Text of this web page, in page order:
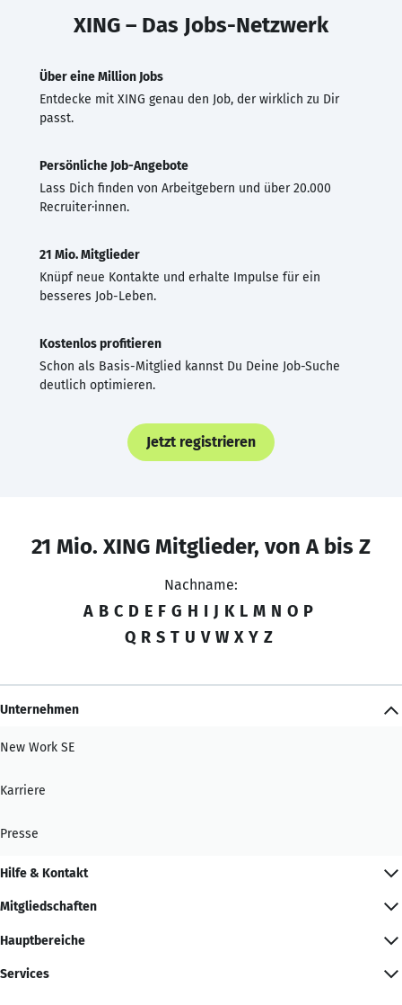
XING – Das Jobs-Netzwerk
Über eine Million Jobs
Entdecke mit XING genau den Job, der wirklich zu Dir
passt.
Persönliche Job-Angebote
Lass Dich finden von Arbeitgebern und über 20.000
Recruiter·innen.
21 Mio. Mitglieder
Knüpf neue Kontakte und erhalte Impulse für ein
besseres Job-Leben.
Kostenlos profitieren
Schon als Basis-Mitglied kannst Du Deine Job-Suche
deutlich optimieren.
Jetzt registrieren
21 Mio. XING Mitglieder, von A bis Z
Nachname:
A B C D E F G H I J K L M N O P
Q R S T U V W X Y Z
Unternehmen
New Work SE
Karriere
Presse
Hilfe & Kontakt
Mitgliedschaften
Hauptbereiche
Services